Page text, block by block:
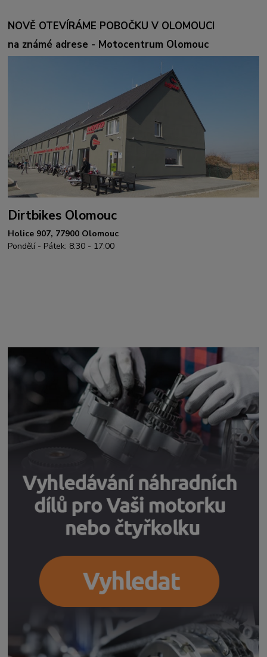
NOVĚ OTEVÍRÁME POBOČKU V OLOMOUCI
na známé adrese - Motocentrum Olomouc
Dirtbikes Olomouc
Holice 907, 77900 Olomouc
Pondělí - Pátek: 8:30 - 17:00